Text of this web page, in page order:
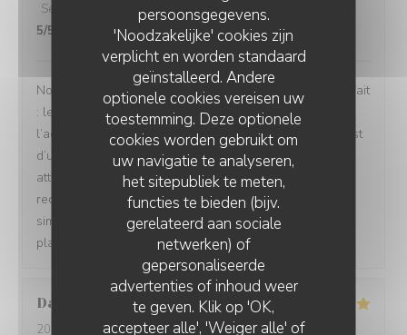
persoonsgegevens.
'Noodzakelijke' cookies zijn
verplicht en worden standaard
geïnstalleerd. Andere
optionele cookies vereisen uw
toestemming. Deze optionele
cookies worden gebruikt om
uw navigatie te analyseren,
het sitepubliek te meten,
functies te bieden (bijv.
gerelateerd aan sociale
netwerken) of
gepersonaliseerde
advertenties of inhoud weer
te geven. Klik op 'OK,
accepteer alle', 'Weiger alle' of
Service Atmosfeer: 5/5 Keuken:5/5
5/5
Nous avons passé un excellent moment ! Tout était parfait
: les repas étaient délicieux, le service irréprochable, et
l’accueil d’une chaleur exceptionnelle. Toute l’équipe est
d’une grande gentillesse, avec de nombreuses petites
attentions qui font vraiment la différence. Nous
recommandons cet établissement à 100 % ! C’est tout
simplement topissime. Nous reviendrons avec grand
plaisir !
David
2026-08-04 - 12:30 - Gasten 5